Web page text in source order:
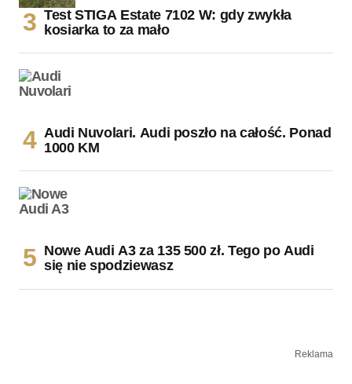
Test STIGA Estate 7102 W: gdy zwykła
kosiarka to za mało
Audi Nuvolari. Audi poszło na całość. Ponad
1000 KM
Nowe Audi A3 za 135 500 zł. Tego po Audi
się nie spodziewasz
Reklama